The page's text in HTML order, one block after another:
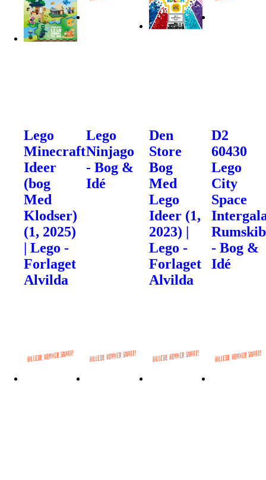
Lego
Minecraft
Ideer
(bog
Med
Klodser)
(1, 2025)
| Lego -
Forlaget
Alvilda
Lego
Ninjago
- Bog &
Idé
Den
Store
Bog
Med
Lego
Ideer (1,
2023) |
Lego -
Forlaget
Alvilda
D2
60430
Lego
City
Space
Rumskib
- Bog &
Idé